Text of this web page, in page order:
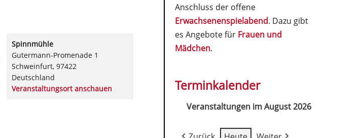
Spinnmühle
Gutermann-Promenade 1
Schweinfurt, 97422
Deutschland
Veranstaltungsort anschauen
Anschluss der offene
Erwachsenenspielabend. Dazu gibt
es Angebote für Frauen und
Mädchen.
Terminkalender
Veranstaltungen im August 2026